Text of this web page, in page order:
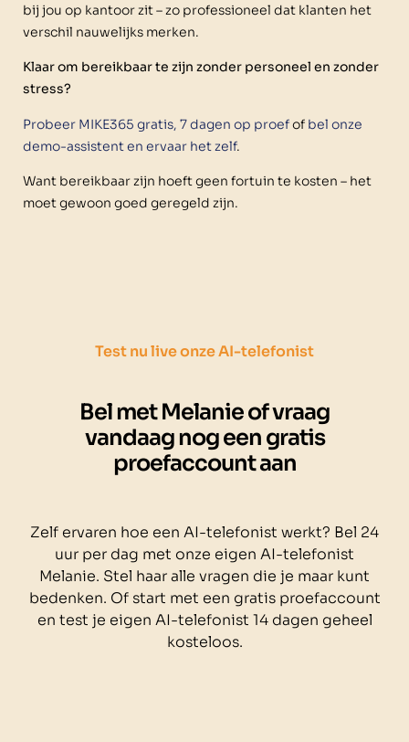
bij jou op kantoor zit – zo professioneel dat klanten het
verschil nauwelijks merken.
Klaar om bereikbaar te zijn zonder personeel en zonder
stress?
Probeer MIKE365 gratis, 7 dagen op proefof bel onze
demo-assistent en ervaar het zelf.
Want bereikbaar zijn hoeft geen fortuin te kosten – het
moet gewoon goed geregeld zijn.
Test nu live onze AI-telefonist
Bel met Melanie of vraag
vandaag nog een gratis
proefaccount aan
Zelf ervaren hoe een AI-telefonist werkt? Bel 24
uur per dag met onze eigen AI-telefonist
Melanie. Stel haar alle vragen die je maar kunt
bedenken. Of start met een gratis proefaccount
en test je eigen AI-telefonist 14 dagen geheel
kosteloos.